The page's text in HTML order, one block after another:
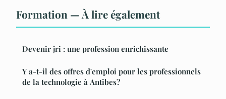
Formation — À lire également
Devenir jri : une profession enrichissante
Y a-t-il des offres d'emploi pour les professionnels
de la technologie à Antibes?